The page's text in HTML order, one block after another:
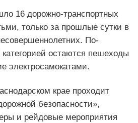
16 дорожно-транспортных
только за прошлые сутки в
По-
остаются пешеходы
электросамокатами.
крае проходит
безопасности»,
и рейдовые мероприятия